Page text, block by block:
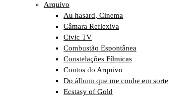
Arquivo
Au hasard, Cinema
Câmara Reflexiva
Civic TV
Combustão Espontânea
Constelações Fílmicas
Contos do Arquivo
Do álbum que me coube em sorte
Ecstasy of Gold